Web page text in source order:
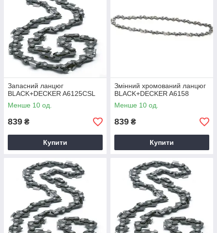
Запасний ланцюг
BLACK+DECKER A6125CSL
Менше 10 од.
839 ₴
Купити
Змінний хромований ланцюг
BLACK+DECKER A6158
Менше 10 од.
839 ₴
Купити